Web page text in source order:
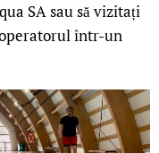
SA sau să vizitați
într-un